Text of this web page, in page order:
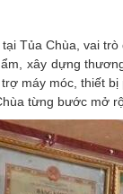
Tủa Chùa, vai
xây dựng
máy móc, thiết
từng bước mở